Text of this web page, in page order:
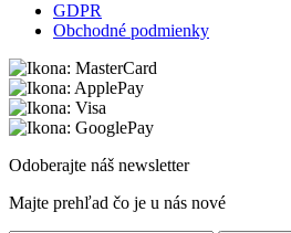
GDPR
Obchodné podmienky
Odoberajte náš newsletter
Majte prehľad čo je u nás nové